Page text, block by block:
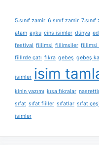
5.sınıf zamir 6.sınıf zamir 7.sınıf
atam ayku cins isimler dünya
festival fiilimsi fiilimsiler fiilimsi
fiillrde çatı fıkra gebeş gebeş
isimler isim
kinin yazımı kısa fıkralar
sıfat sıfat fiiller sıfatlar sıfat
isimler